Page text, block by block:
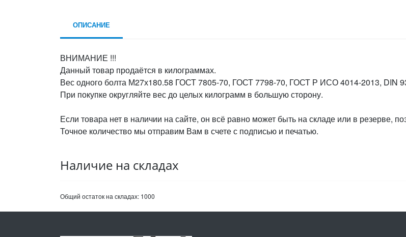
ОПИСАНИЕ
ВНИМАНИЕ !!!
Данный товар продаётся в килограммах.
Вес одного болта М27х180.58 ГОСТ 7805-70, ГОСТ 7798-70, ГОСТ Р ИСО 4014-2013, DIN
При покупке округляйте вес до целых килограмм в большую сторону.
Если товара нет в наличии на сайте, он всё равно может быть на складе или в резерве,
Точное количество мы отправим Вам в счете с подписью и печатью.
Наличие на складах
Общий остаток на складах: 1000